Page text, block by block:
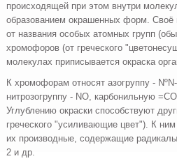
происходящей при этом внутри
образованием окрашенных форм. Своё
от названия особых атомных групп
хромофоров (от греческого
молекулах приписывается окраска
К хромофорам относят азогруппу -
нитрозогруппу - NO, карбонильную
Углублению окраски способствуют
греческого "усиливающие цвет"). К
их производные, содержащие
2 и др.